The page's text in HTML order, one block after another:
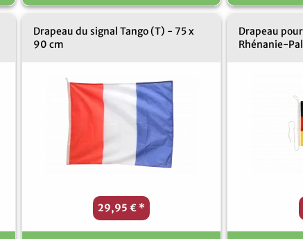
Drapeau du signal Tango (T) - 75 x
90 cm
29,95 € *
Drapeau
Rhénanie-